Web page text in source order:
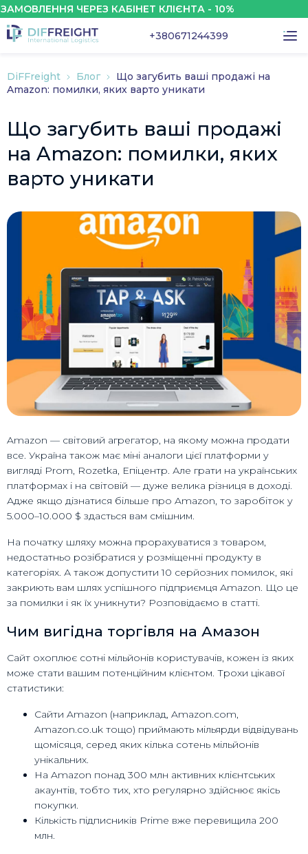
ЧЕРЕЗ КАБІНЕТ КЛІЄНТА - 10%
+380671244399
DiFFreight Блог
Що загубить ваші продажі на
Amazon: помилки, яких варто уникати
Що загубить ваші продажі
на Amazon: помилки, яких
варто уникати
Amazon — світовий агрегатор, на якому можна продати
все. Україна також має міні аналоги цієї платформи у
вигляді Prom, Rozetka, Епіцентр. Але грати на українських
платформах і на світовій — дуже велика різниця в доході.
Адже якщо дізнатися більше про Amazon, то заробіток у
5.000–10.000 $ здасться вам смішним.
На початку шляху можна прорахуватися з товаром,
недостатньо розібратися у розміщенні продукту в
категоріях. А також допустити 10 серйозних помилок, які
закриють вам шлях успішного підприємця Amazon. Що це
за помилки і як їх уникнути? Розповідаємо в статті.
Чим вигідна торгівля на Амазон
Сайт охоплює сотні мільйонів користувачів, кожен із яких
може стати вашим потенційним клієнтом. Трохи цікавої
статистики:
Сайти Amazon (наприклад, Amazon.com,
Amazon.co.uk тощо) приймають мільярди відвідувань
щомісяця, серед яких кілька сотень мільйонів
унікальних.
На Amazon понад 300 млн активних клієнтських
акаунтів, тобто тих, хто регулярно здійснює якісь
покупки.
Кількість підписників Prime вже перевищила 200
млн.